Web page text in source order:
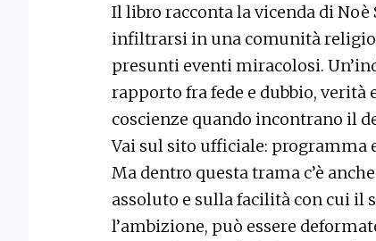
Il libro racconta la vicenda di
infiltrarsi in una comunità
presunti eventi miracolosi.
rapporto fra fede e dubbio,
coscienze quando incontrano il
Vai sul sito ufficiale: programma
Ma dentro questa trama c’è
assoluto e sulla facilità con cui il
l’ambizione, può essere